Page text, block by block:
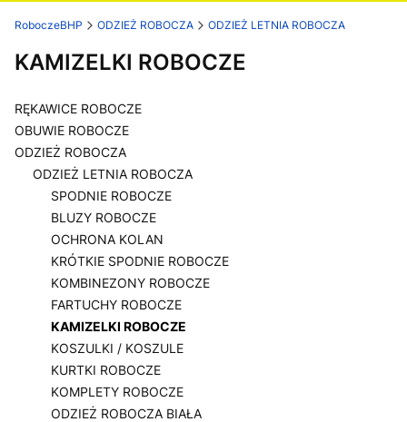
RoboczeBHP ODZIEŻ ROBOCZA ODZIEŻ LETNIA ROBOCZA
KAMIZELKI ROBOCZE
RĘKAWICE ROBOCZE
OBUWIE ROBOCZE
ODZIEŻ ROBOCZA
ODZIEŻ LETNIA ROBOCZA
SPODNIE ROBOCZE
BLUZY ROBOCZE
OCHRONA KOLAN
KRÓTKIE SPODNIE ROBOCZE
KOMBINEZONY ROBOCZE
FARTUCHY ROBOCZE
KAMIZELKI ROBOCZE
KOSZULKI / KOSZULE
KURTKI ROBOCZE
KOMPLETY ROBOCZE
ODZIEŻ ROBOCZA BIAŁA